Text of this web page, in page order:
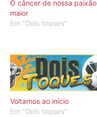
O câncer de nossa paixão
maior
Em "Dois toques"
Voltamos ao início
Em "Dois toques"